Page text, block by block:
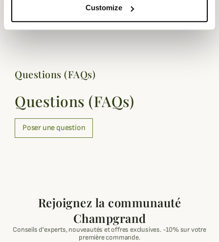
Customize
100% Laine
Genre Homme
Questions (FAQs)
Questions (FAQs)
Poser une question
Rejoignez la communauté
Champgrand
Conseils d'experts, nouveautés et offres exclusives. -10% sur votre
première commande.